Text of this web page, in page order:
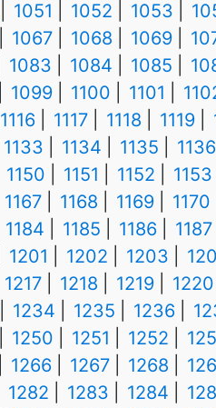
1051 1052 1053
1067 1068 1069
1083 1084 1085
1099 1100 1101
1116 1117 1118 1119
1133 1134 1135 1136
1150 1151 1152 1153
1167 1168 1169 1170
1184 1185 1186 1187
1201 1202 1203
1217 1218 1219 1220
1234 1235 1236
1250 1251 1252
1266 1267 1268
1282 1283 1284